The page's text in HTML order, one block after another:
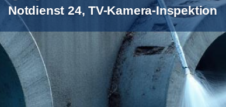
Notdienst 24, TV-Kamera-Inspektion